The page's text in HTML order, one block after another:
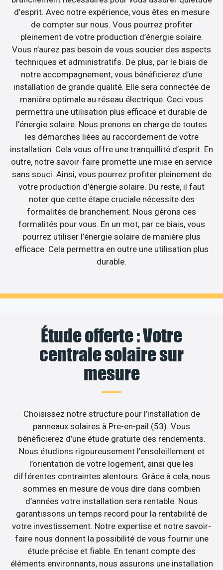
d’esprit. Avec notre expérience, vous êtes en mesure
de compter sur nous. Vous pourrez profiter
pleinement de votre production d’énergie solaire.
Vous n’aurez pas besoin de vous soucier des aspects
techniques et administratifs. De plus, par le biais de
notre accompagnement, vous bénéficierez d’une
installation de grande qualité. Elle sera connectée de
manière optimale au réseau électrique. Ceci vous
permettra une utilisation plus efficace et durable de
l’énergie solaire. Nous prenons en charge de toutes
les démarches liées au raccordement de votre
installation. Cela vous offre une tranquillité d’esprit. En
outre, notre savoir-faire promette une mise en service
sans souci. Ainsi, vous pourrez profiter pleinement de
votre production d’énergie solaire. Du reste, il faut
noter que cette étape cruciale nécessite des
formalités de branchement. Nous gérons ces
formalités pour vous. En un mot, par ce biais, vous
pourrez utiliser l’énergie solaire de manière plus
efficace. Cela permettra en outre une utilisation plus
durable.
Étude offerte : Votre
centrale solaire sur
mesure
Choisissez notre structure pour l’installation de
panneaux solaires à Pre-en-pail (53). Vous
bénéficierez d’une étude gratuite des rendements.
Nous étudions rigoureusement l’ensoleillement et
l’orientation de votre logement, ainsi que les
différentes contraintes alentours. Grâce à cela, nous
sommes en mesure de vous dire dans combien
d’années votre installation sera rentable. Nous
garantissons un temps record pour la rentabilité de
votre investissement. Notre expertise et notre savoir-
faire nous donnent la possibilité de vous fournir une
étude précise et fiable. En tenant compte des
éléments environnants, nous assurons une installation